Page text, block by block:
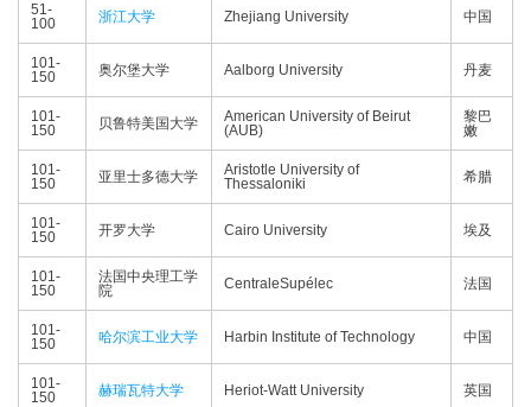
51-
100
浙江大学 Zhejiang University 中国
101-
150
奥尔堡大学 Aalborg University 丹麦
101-
150
贝鲁特美国大学
American University of Beirut
(AUB)
黎巴
嫩
101-
150
亚里士多德大学
Aristotle University of
Thessaloniki
希腊
101-
150
开罗大学 Cairo University 埃及
101-
150
法国中央理工学
院
CentraleSupélec 法国
101-
150
哈尔滨工业大学 Harbin Institute of Technology 中国
101-
150
赫瑞瓦特大学 Heriot-Watt University 英国